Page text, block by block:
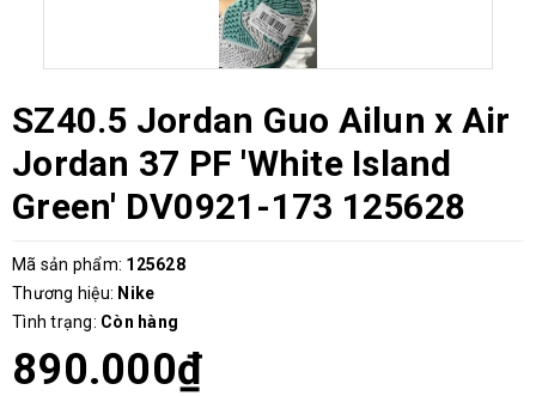
SZ40.5 Jordan Guo Ailun x Air
Jordan 37 PF 'White Island
Green' DV0921-173 125628
Mã sản phẩm: 125628
Thương hiệu: Nike
Tình trạng: Còn hàng
890.000₫